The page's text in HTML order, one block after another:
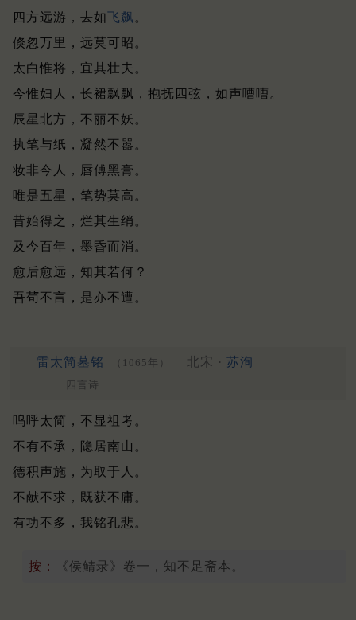
四方远游，去如飞飙 。
倏忽万里，远莫可昭。
太白惟将，宜其壮夫。
今惟妇人，长裙飘飘，抱抚四弦，如声嘈嘈。
辰星北方，不丽不妖。
执笔与纸，凝然不嚣。
妆非今人，唇傅黑膏。
唯是五星，笔势莫高。
昔始得之，烂其生绡。
及今百年，墨昏而消。
愈后愈远，知其若何？
吾茍不言，是亦不遭。
雷太简墓铭 （1065年） 北宋 · 苏洵
四言诗
呜呼太简，不显祖考。
不有不承，隐居南山。
德积声施，为取于人。
不献不求，既获不庸。
有功不多，我铭孔悲。
按： 《侯鲭录》卷一，知不足斋本。